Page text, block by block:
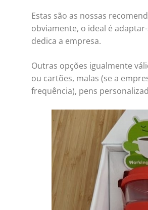
Estas são as nossas
obviamente, o ideal é
dedica a empresa.
Outras opções igualmente
ou cartões, malas (se a
frequência), pens